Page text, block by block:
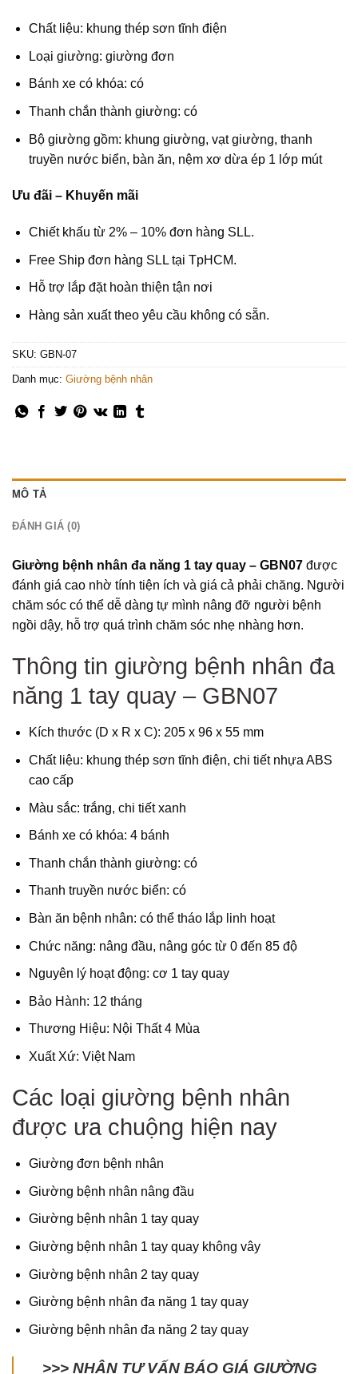
Chất liệu: khung thép sơn tĩnh điện
Loại giường: giường đơn
Bánh xe có khóa: có
Thanh chắn thành giường: có
Bộ giường gồm: khung giường, vạt giường, thanh
truyền nước biển, bàn ăn, nệm xơ dừa ép 1 lớp mút
Ưu đãi – Khuyến mãi
Chiết khấu từ 2% – 10% đơn hàng SLL.
Free Ship đơn hàng SLL tại TpHCM.
Hỗ trợ lắp đặt hoàn thiện tận nơi
Hàng sản xuất theo yêu cầu không có sẵn.
SKU: GBN-07
Danh mục: Giường bệnh nhân
MÔ TẢ
ĐÁNH GIÁ (0)
Giường bệnh nhân đa năng 1 tay quay – GBN07 được
đánh giá cao nhờ tính tiện ích và giá cả phải chăng. Người
chăm sóc có thể dễ dàng tự mình nâng đỡ người bệnh
ngồi dậy, hỗ trợ quá trình chăm sóc nhẹ nhàng hơn.
Thông tin giường bệnh nhân đa
năng 1 tay quay – GBN07
Kích thước (D x R x C): 205 x 96 x 55 mm
Chất liệu: khung thép sơn tĩnh điện, chi tiết nhựa ABS
cao cấp
Màu sắc: trắng, chi tiết xanh
Bánh xe có khóa: 4 bánh
Thanh chắn thành giường: có
Thanh truyền nước biển: có
Bàn ăn bệnh nhân: có thể tháo lắp linh hoạt
Chức năng: nâng đầu, nâng góc từ 0 đến 85 độ
Nguyên lý hoạt động: cơ 1 tay quay
Bảo Hành: 12 tháng
Thương Hiệu: Nội Thất 4 Mùa
Xuất Xứ: Việt Nam
Các loại giường bệnh nhân
được ưa chuộng hiện nay
Giường đơn bệnh nhân
Giường bệnh nhân nâng đầu
Giường bệnh nhân 1 tay quay
Giường bệnh nhân 1 tay quay không vây
Giường bệnh nhân 2 tay quay
Giường bệnh nhân đa năng 1 tay quay
Giường bệnh nhân đa năng 2 tay quay
>>> NHẬN TƯ VẤN BÁO GIÁ GIƯỜNG